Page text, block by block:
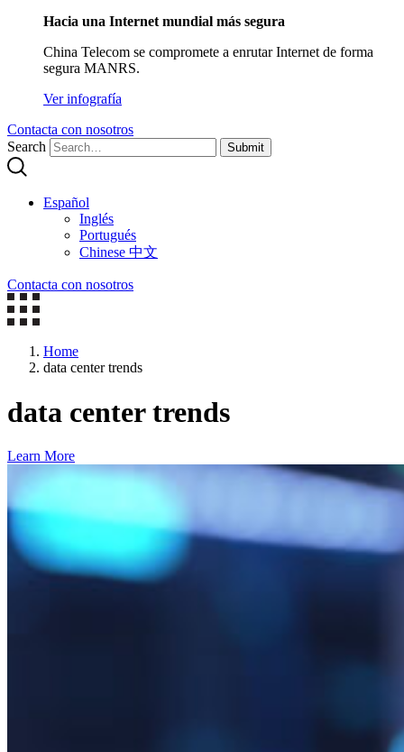
Hacia una Internet mundial más segura
China Telecom se compromete a enrutar Internet de forma
segura MANRS.
Ver infografía
Contacta con nosotros
Search
Submit
Español
Inglés
Portugués
Chinese 中文
Contacta con nosotros
Home
data center trends
data center trends
Learn More